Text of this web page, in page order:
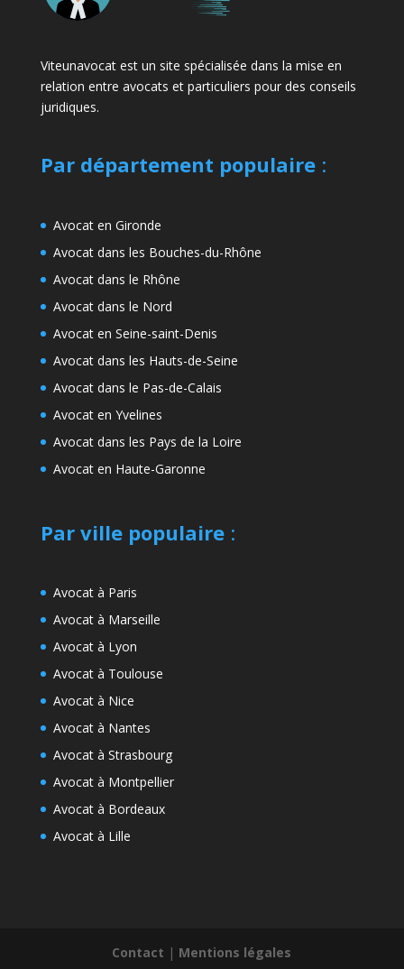
Viteunavocat est un site spécialisée dans la mise en
relation entre avocats et particuliers pour des conseils
juridiques.
Par département populaire:
Avocat en Gironde
Avocat dans les Bouches-du-Rhône
Avocat dans le Rhône
Avocat dans le Nord
Avocat en Seine-saint-Denis
Avocat dans les Hauts-de-Seine
Avocat dans le Pas-de-Calais
Avocat en Yvelines
Avocat dans les Pays de la Loire
Avocat en Haute-Garonne
Par ville populaire:
Avocat à Paris
Avocat à Marseille
Avocat à Lyon
Avocat à Toulouse
Avocat à Nice
Avocat à Nantes
Avocat à Strasbourg
Avocat à Montpellier
Avocat à Bordeaux
Avocat à Lille
Contact | Mentions légales